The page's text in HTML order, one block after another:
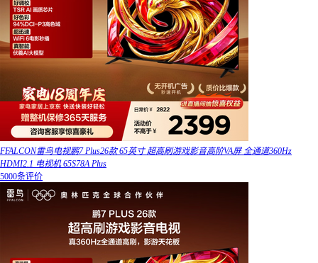
FFALCON雷鸟电视鹏7 Plus26款 65英寸 超高刷游戏影音高阶VA屏 全通道360Hz
HDMI2.1 电视机 65S78A Plus
5000条评价